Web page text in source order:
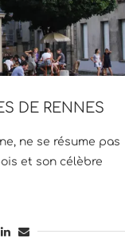
DE RENNES
ne se résume pas
et son célèbre